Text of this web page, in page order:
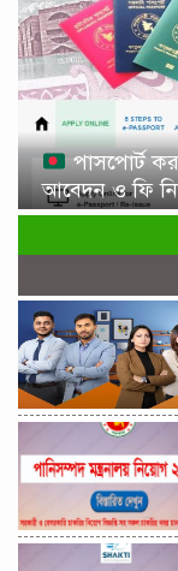
পাসপোর্ট
আবেদন ও ফি